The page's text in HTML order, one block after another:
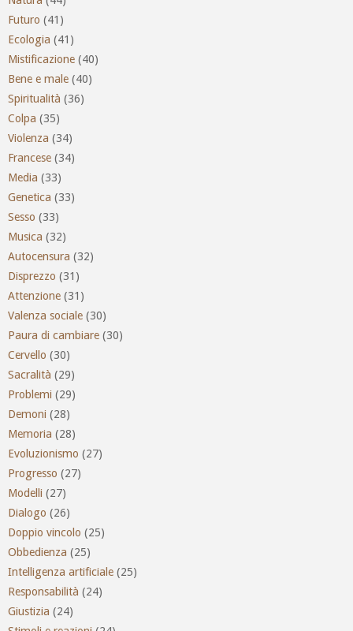
Futuro (41)
Ecologia (41)
Mistificazione (40)
Bene e male (40)
Spiritualità (36)
Colpa (35)
Violenza (34)
Francese (34)
Media (33)
Genetica (33)
Sesso (33)
Musica (32)
Autocensura (32)
Disprezzo (31)
Attenzione (31)
Valenza sociale (30)
Paura di cambiare (30)
Cervello (30)
Sacralità (29)
Problemi (29)
Demoni (28)
Memoria (28)
Evoluzionismo (27)
Progresso (27)
Modelli (27)
Dialogo (26)
Doppio vincolo (25)
Obbedienza (25)
Intelligenza artificiale (25)
Responsabilità (24)
Giustizia (24)